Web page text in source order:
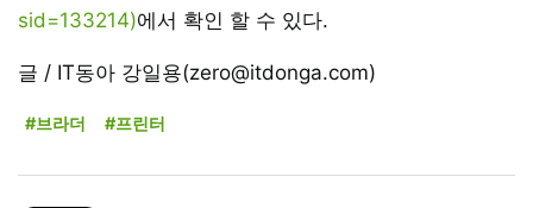
sid=133214)에서 확인 할 수 있다.
글 / IT동아 강일용(zero@itdonga.com)
#브라더 #프린터